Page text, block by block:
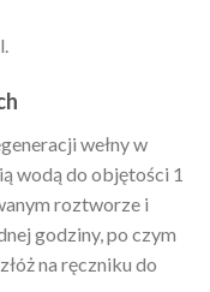
wełny w
wodą do objętości 1
roztworze i
godziny, po czym
na ręczniku do